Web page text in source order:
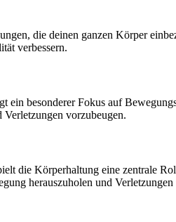
die deinen ganzen Körper
verbessern.
ein besonderer Fokus auf
vorzubeugen.
die Körperhaltung eine zentrale
herauszuholen und Verletzungen